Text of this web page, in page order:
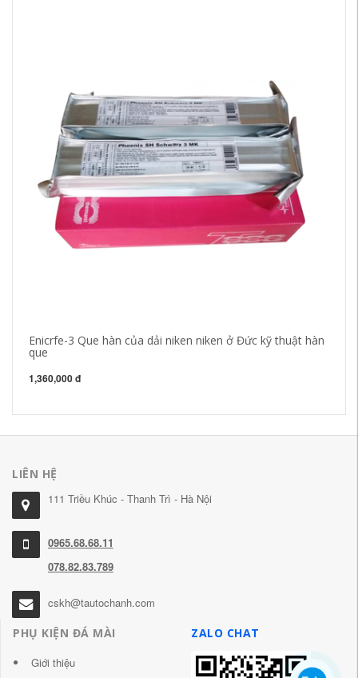
Enicrfe-3 Que hàn của dải niken niken ở Đức kỹ thuật hàn
que
1,360,000 đ
LIÊN HỆ
111 Triều Khúc - Thanh Trì - Hà Nội
0965.68.68.11
078.82.83.789
cskh@tautochanh.com
PHỤ KIỆN ĐÁ MÀI
Giới thiệu
ZALO CHAT